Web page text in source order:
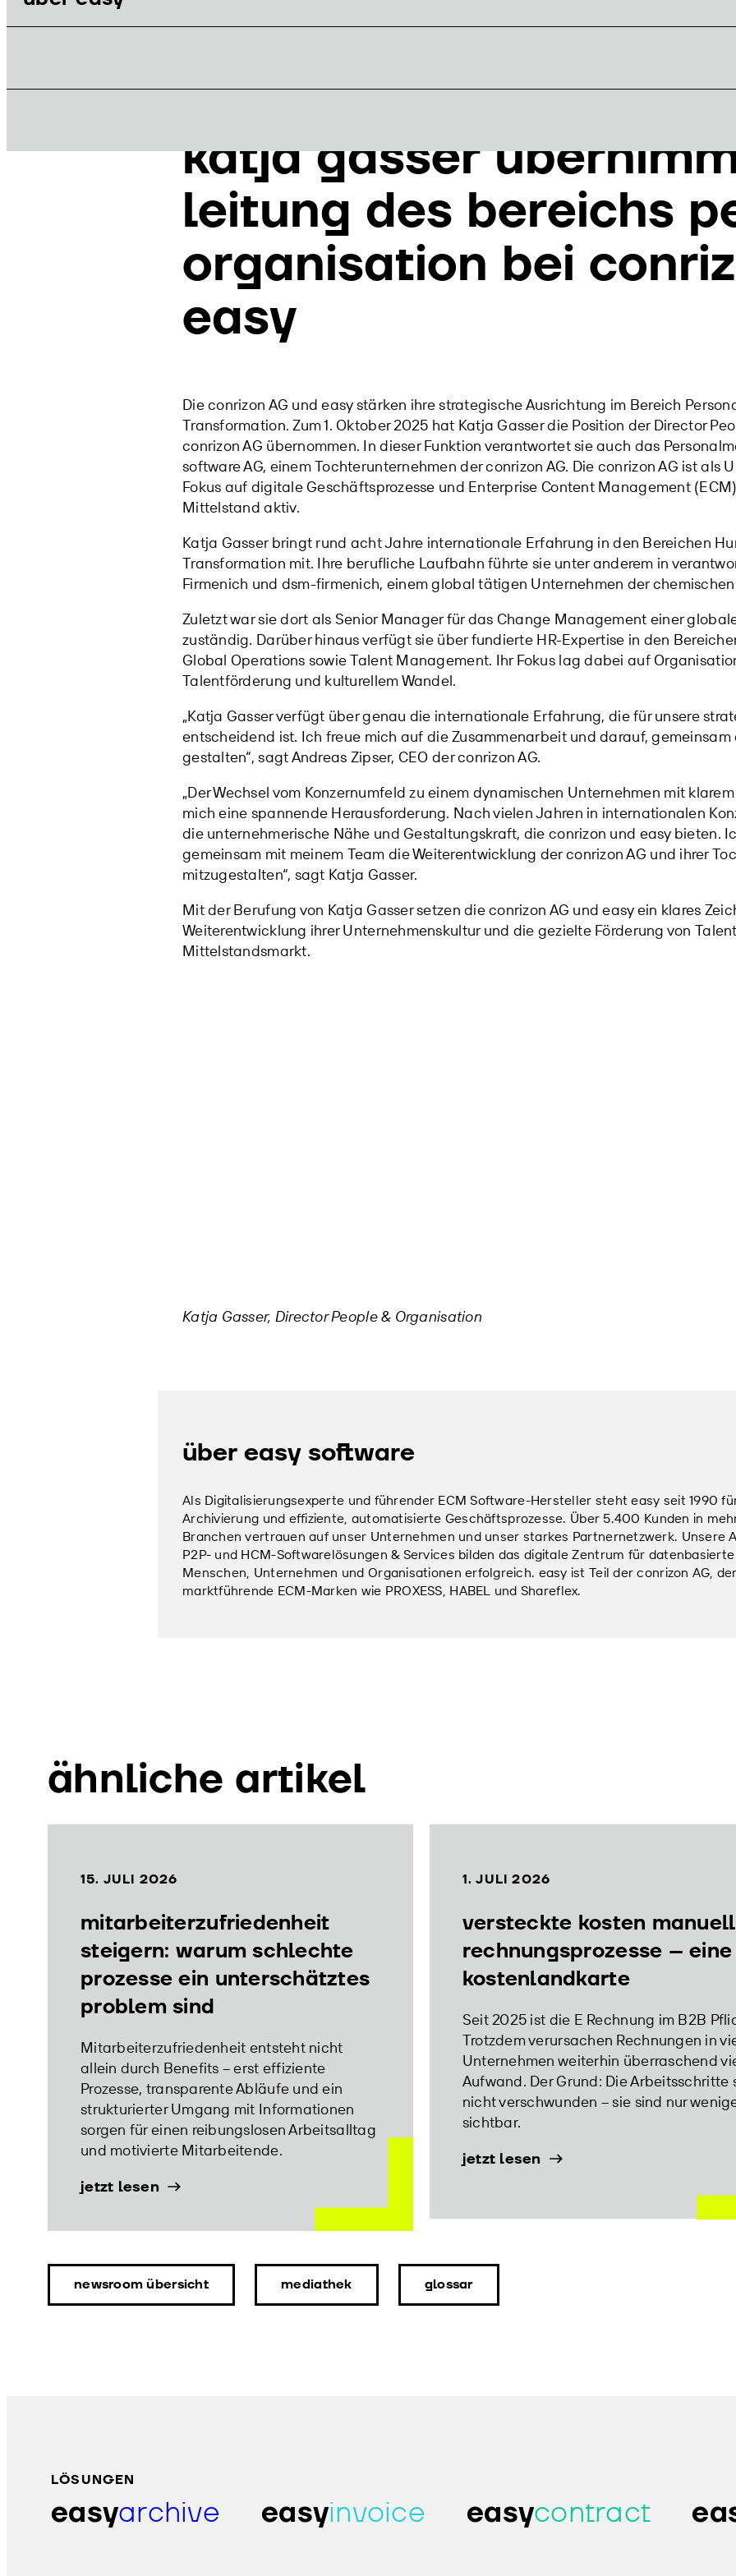
katja gasser
leitung des bereichs
organisation bei
easy
Die conrizon AG und easy stärken ihre strategische Ausrichtung im Bereich
Transformation. Zum 1. Oktober 2025 hat Katja Gasser die Position der Director
conrizon AG übernommen. In dieser Funktion verantwortet sie auch das
software AG, einem Tochterunternehmen der conrizon AG. Die conrizon AG ist als
Fokus auf digitale Geschäftsprozesse und Enterprise Content Management
Mittelstand aktiv.
Katja Gasser bringt rund acht Jahre internationale Erfahrung in den Bereichen
Transformation mit. Ihre berufliche Laufbahn führte sie unter anderem in
Firmenich und dsm-firmenich, einem global tätigen Unternehmen der
Zuletzt war sie dort als Senior Manager für das Change Management einer
zuständig. Darüber hinaus verfügt sie über fundierte HR-Expertise in den
Global Operations sowie Talent Management. Ihr Fokus lag dabei auf
Talentförderung und kulturellem Wandel.
„Katja Gasser verfügt über genau die internationale Erfahrung, die für unsere
entscheidend ist. Ich freue mich auf die Zusammenarbeit und darauf, gemeinsam
gestalten“, sagt Andreas Zipser, CEO der conrizon AG.
„Der Wechsel vom Konzernumfeld zu einem dynamischen Unternehmen mit
mich eine spannende Herausforderung. Nach vielen Jahren in internationalen
die unternehmerische Nähe und Gestaltungskraft, die conrizon und easy bieten.
gemeinsam mit meinem Team die Weiterentwicklung der conrizon AG und ihrer
mitzugestalten“, sagt Katja Gasser.
Mit der Berufung von Katja Gasser setzen die conrizon AG und easy ein klares
Weiterentwicklung ihrer Unternehmenskultur und die gezielte Förderung von
Mittelstandsmarkt.
Katja Gasser, Director People & Organisation
über easy software
Als Digitalisierungsexperte und führender ECM Software-Hersteller steht easy seit 1990
Archivierung und effiziente, automatisierte Geschäftsprozesse. Über 5.400 Kunden in
Branchen vertrauen auf unser Unternehmen und unser starkes Partnernetzwerk. Unsere
P2P- und HCM-Softwarelösungen & Services bilden das digitale Zentrum für
Menschen, Unternehmen und Organisationen erfolgreich. easy ist Teil der conrizon AG,
marktführende ECM-Marken wie PROXESS, HABEL und Shareflex.
ähnliche artikel
15. JULI 2026
mitarbeiterzufriedenheit
steigern: warum schlechte
prozesse ein unterschätztes
problem sind
Mitarbeiterzufriedenheit entsteht nicht
allein durch Benefits – erst effiziente
Prozesse, transparente Abläufe und ein
strukturierter Umgang mit Informationen
sorgen für einen reibungslosen Arbeitsalltag
und motivierte Mitarbeitende.
jetzt lesen
1. JULI 2026
versteckte kosten
rechnungsprozesse – eine
kostenlandkarte
Seit 2025 ist die E Rechnung im B2B
Trotzdem verursachen Rechnungen in
Unternehmen weiterhin überraschend
Aufwand. Der Grund: Die Arbeitsschritte
nicht verschwunden – sie sind nur
sichtbar.
jetzt lesen
newsroom übersicht mediathek glossar
LÖSUNGEN
easyarchive easyinvoice easycontract